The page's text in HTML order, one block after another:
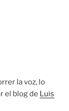
la voz, lo
el blog de Luis